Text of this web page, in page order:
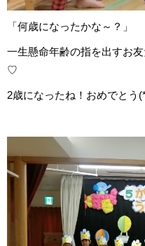
「何歳になったかな～？」
一生懸命年齢の指を出すお
♡
2歳になったね！おめでとう